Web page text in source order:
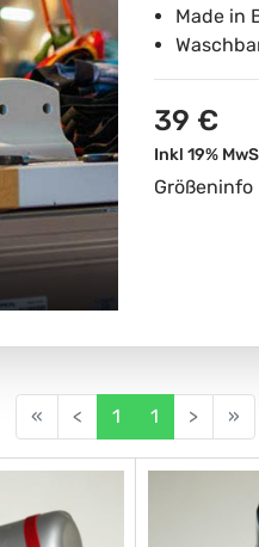
Made in
39 €
Inkl 19%
Größeninfo
« < 1 1 > »